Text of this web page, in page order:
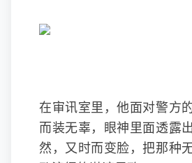
在审讯室里，他面对警方
而装无辜，眼神里面透露
然，又时而变脸，把那种